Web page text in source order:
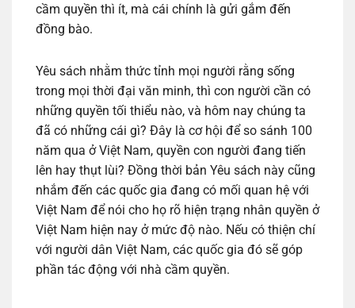
cầm quyền thì ít, mà cái chính là gửi gắm đến
đồng bào.
Yêu sách nhằm thức tỉnh mọi người rằng sống
trong mọi thời đại văn minh, thì con người cần có
những quyền tối thiểu nào, và hôm nay chúng ta
đã có những cái gì? Đây là cơ hội để so sánh 100
năm qua ở Việt Nam, quyền con người đang tiến
lên hay thụt lùi? Đồng thời bản Yêu sách này cũng
nhắm đến các quốc gia đang có mối quan hệ với
Việt Nam để nói cho họ rõ hiện trạng nhân quyền ở
Việt Nam hiện nay ở mức độ nào. Nếu có thiện chí
với người dân Việt Nam, các quốc gia đó sẽ góp
phần tác động với nhà cầm quyền.